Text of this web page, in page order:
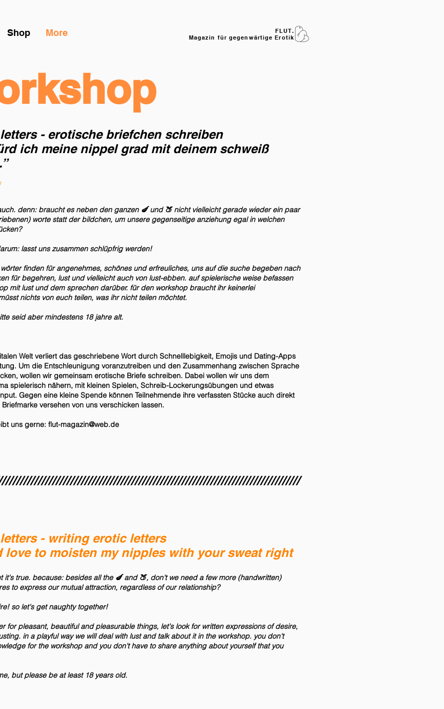
Shop More
FLUT.
Magazin für gegenwärtige Erotik
- erotische briefchen schreiben
ich meine nippel grad mit deinem schweiß
denn: braucht es neben den ganzen 🍆 und 🍑 nicht vielleicht gerade wieder ein paar
worte statt der bildchen, um unsere gegenseitige anziehung egal in welchen
lasst uns zusammen schlüpfrig werden!
finden für angenehmes, schönes und erfreuliches, uns auf die suche begeben nach
für begehren, lust und vielleicht auch von lust-ebben. auf spielerische weise befassen
mit lust und dem sprechen darüber. für den workshop braucht ihr keinerlei
nichts von euch teilen, was ihr nicht teilen möchtet.
seid aber mindestens 18 jahre alt.
Welt verliert das geschriebene Wort durch Schnelllebigkeit, Emojis und Dating-Apps
Um die Entschleunigung voranzutreiben und den Zusammenhang zwischen Sprache
wollen wir gemeinsam erotische Briefe schreiben. Dabei wollen wir uns dem
spielerisch nähern, mit kleinen Spielen, Schreib-Lockerungsübungen und etwas
Gegen eine kleine Spende können Teilnehmende ihre verfassten Stücke auch direkt
versehen von uns verschicken lassen.
uns gerne: flut-magazin@web.de
- writing erotic letters
love to moisten my nipples with your sweat right
it's true. because: besides all the 🍆 and 🍑, don't we need a few more (handwritten)
to express our mutual attraction, regardless of our relationship?
so let's get naughty together!
for pleasant, beautiful and pleasurable things, let's look for written expressions of desire,
in a playful way we will deal with lust and talk about it in the workshop. you don't
for the workshop and you don't have to share anything about yourself that you
but please be at least 18 years old.